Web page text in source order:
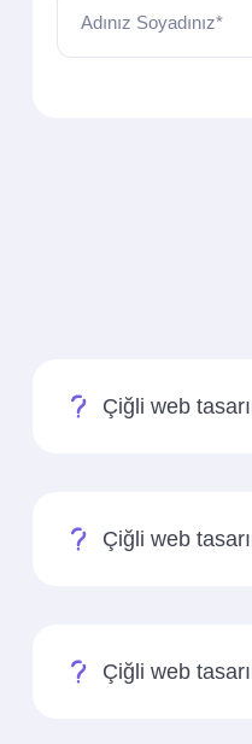
Adınız Soyadınız*
Çiğli web
Çiğli web
Çiğli web